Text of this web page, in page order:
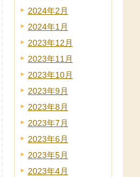
2024年2月
2024年1月
2023年12月
2023年11月
2023年10月
2023年9月
2023年8月
2023年7月
2023年6月
2023年5月
2023年4月